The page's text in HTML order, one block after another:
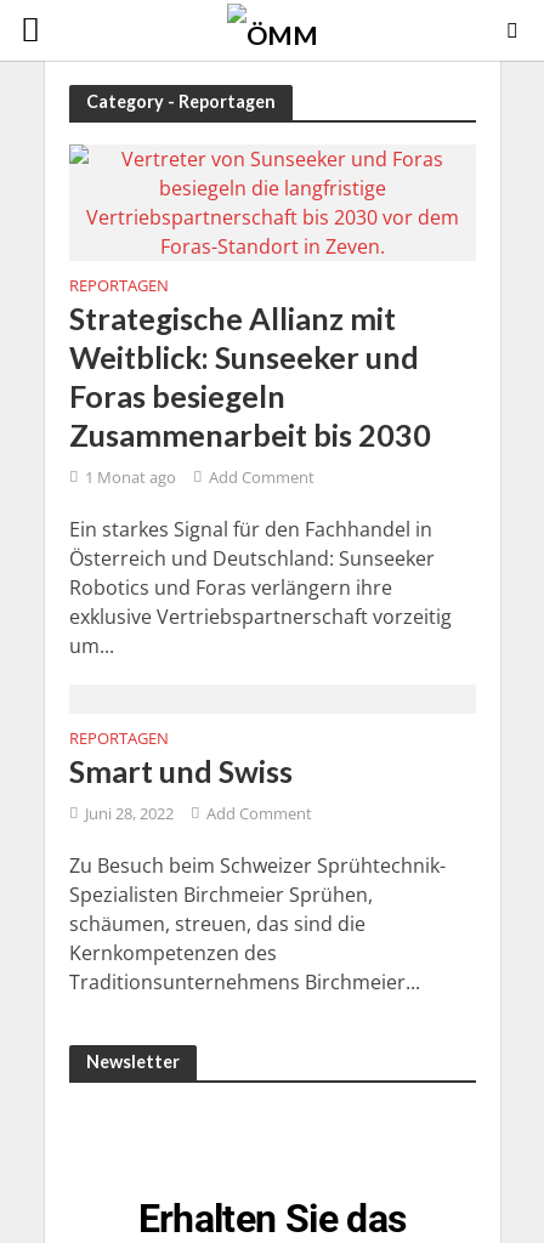
Category - Reportagen
REPORTAGEN
Strategische Allianz mit
Weitblick: Sunseeker und
Foras besiegeln
Zusammenarbeit bis 2030
1 Monat ago Add Comment
Ein starkes Signal für den Fachhandel in
Österreich und Deutschland: Sunseeker
Robotics und Foras verlängern ihre
exklusive Vertriebspartnerschaft vorzeitig
um...
REPORTAGEN
Smart und Swiss
Juni 28, 2022 Add Comment
Zu Besuch beim Schweizer Sprühtechnik-
Spezialisten Birchmeier Sprühen,
schäumen, streuen, das sind die
Kernkompetenzen des
Traditionsunternehmens Birchmeier...
Newsletter
Erhalten Sie das